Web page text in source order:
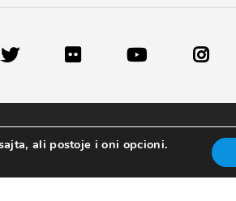
ali postoje i oni opcioni.